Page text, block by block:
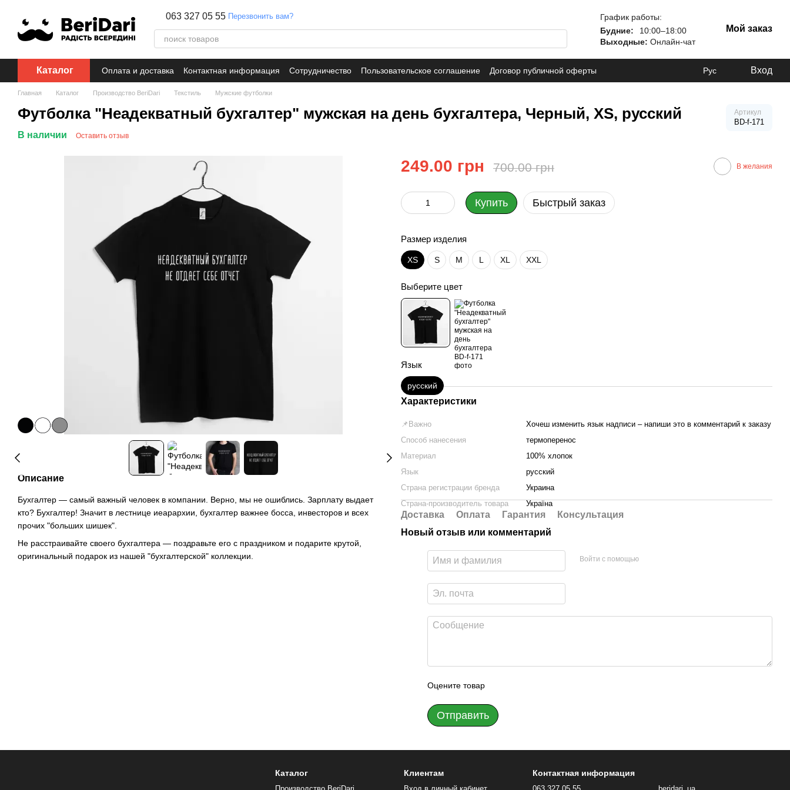
063 327 05 55 Перезвонить вам?
График работы:
Будние:
10:00–18:00
Выходные: Онлайн-чат
Мой заказ
Каталог Оплата и доставка Контактная информация Сотрудничество Пользовательское соглашение Договор публичной оферты Рус Вход
Главная Каталог Производство BeriDari Текстиль Мужские футболки
Футболка "Неадекватный бухгалтер" мужская на день бухгалтера, Черный, XS, русский Артикул
BD-f-171
В наличии Оставить отзыв
Описание
Бухгалтер — самый важный человек в компании. Верно, мы не ошиблись. Зарплату выдает
кто? Бухгалтер! Значит в лестнице иеарархии, бухгалтер важнее босса, инвесторов и всех
прочих "больших шишек".
Не расстраивайте своего бухгалтера — поздравьте его с праздником и подарите крутой,
оригинальный подарок из нашей "бухгалтерской" коллекции.
249.00 грн 700.00 грн В желания
Купить Быстрый заказ
Размер изделия
XS S M L XL XXL
Выберите цвет
Язык
русский
Характеристики
📌Важно
Хочеш изменить язык надписи – напиши это в комментарий к заказу
Способ нанесения
термоперенос
Материал
100% хлопок
Язык
русский
Страна регистрации бренда
Украина
Страна-производитель товара
Україна
Доставка Оплата Гарантия
Консультация
Новый отзыв или комментарий
Войти с помощью
Оцените товар
Отправить
Каталог Клиентам Контактная информация